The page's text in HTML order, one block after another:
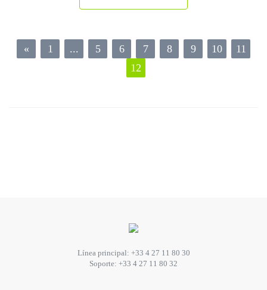
« 1 ... 5 6 7 8 9 10
11
12
Línea principal: +33 4 27 11 80 30
Soporte: +33 4 27 11 80 32